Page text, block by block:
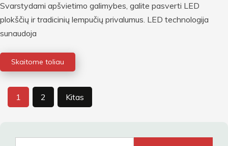
Svarstydami apšvietimo galimybes, galite pasverti LED
plokščių ir tradicinių lempučių privalumus. LED technologija
sunaudoja
Skaitome toliau
Įrašų
1 2 Kitas